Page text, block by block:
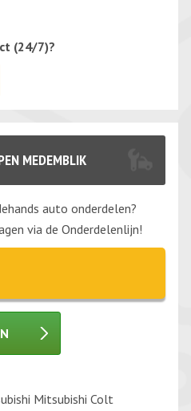
(24/7)?
MEDEMBLIK
auto onderdelen?
via de Onderdelenlijn!
Mitsubishi Colt